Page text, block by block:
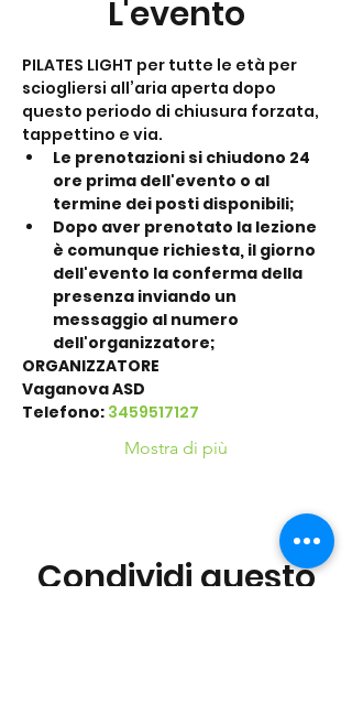
L'evento
PILATES LIGHT per tutte le età per
sciogliersi all’aria aperta dopo
questo periodo di chiusura forzata,
tappettino e via.
Le prenotazioni si chiudono 24
ore prima dell'evento o al
termine dei posti disponibili;
Dopo aver prenotato la lezione
è comunque richiesta, il giorno
dell'evento la conferma della
presenza inviando un
messaggio al numero
dell'organizzatore;
ORGANIZZATORE
Vaganova ASD
Telefono: 3459517127
Mostra di più
Condividi questo